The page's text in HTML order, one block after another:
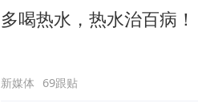
多喝热水，热水治百病！
新媒体 69跟贴